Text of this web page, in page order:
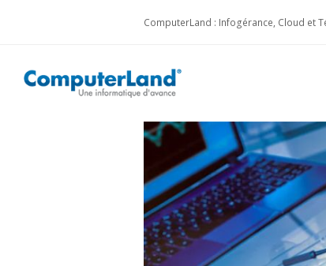
ComputerLand : Infogérance, Cloud et